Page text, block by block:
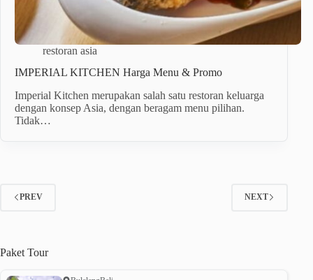
restoran asia
IMPERIAL KITCHEN Harga Menu & Promo
Imperial Kitchen merupakan salah satu restoran keluarga
dengan konsep Asia, dengan beragam menu pilihan.
Tidak…
PREV NEXT
Paket Tour